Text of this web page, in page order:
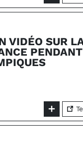
VIDÉO SUR